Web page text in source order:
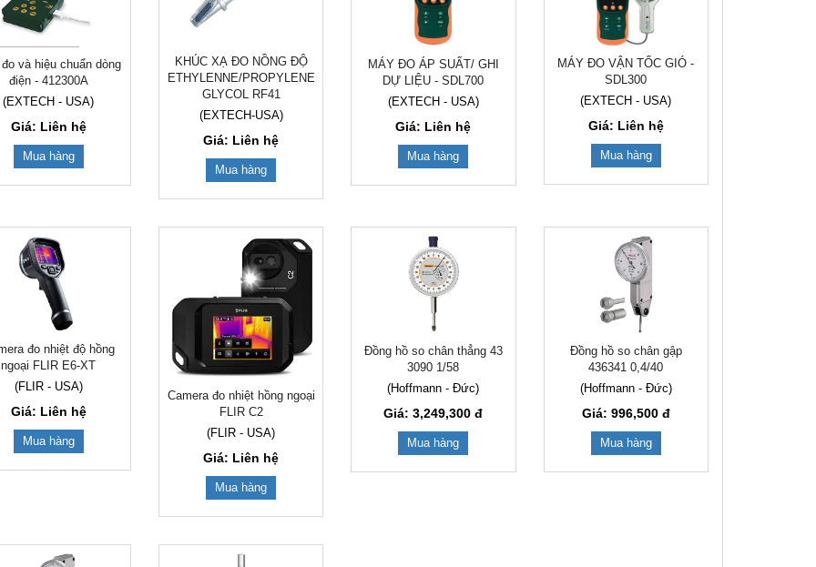
và hiệu chuẩn dòng
điện - 412300A
(EXTECH - USA)
Giá: Liên hệ
Mua hàng
KHÚC XẠ ĐO NỒNG ĐỘ
ETHYLENNE/PROPYLENE
GLYCOL RF41
(EXTECH-USA)
Giá: Liên hệ
Mua hàng
MÁY ĐO ÁP SUẤT/ GHI
DỰ LIỆU - SDL700
(EXTECH - USA)
Giá: Liên hệ
Mua hàng
MÁY ĐO VẬN TỐC GIÓ -
SDL300
(EXTECH - USA)
Giá: Liên hệ
Mua hàng
đo nhiệt độ hồng
ngoại FLIR E6-XT
(FLIR - USA)
Giá: Liên hệ
Mua hàng
Camera đo nhiệt hồng ngoại
FLIR C2
(FLIR - USA)
Giá: Liên hệ
Mua hàng
Đồng hồ so chân thẳng 43
3090 1/58
(Hoffmann - Đức)
Giá: 3,249,300 đ
Mua hàng
Đồng hồ so chân gập
436341 0,4/40
(Hoffmann - Đức)
Giá: 996,500đ
Mua hàng